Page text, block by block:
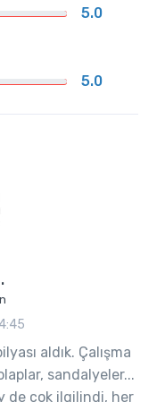
5.0
5.0
aldık. Çalışma
sandalyeler...
de çok ilgilindi, her